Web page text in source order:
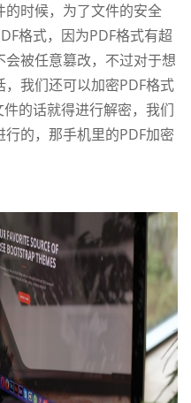
时候，为了文件的安全
格式，因为PDF格式有超
被任意篡改，不过对于想
我们还可以加密PDF格式
的话就得进行解密，我们
的，那手机里的PDF加密